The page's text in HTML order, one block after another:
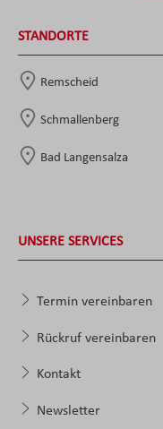
STANDORTE
Remscheid
Schmallenberg
Bad Langensalza
UNSERE SERVICES
Termin vereinbaren
Rückruf vereinbaren
Kontakt
Newsletter